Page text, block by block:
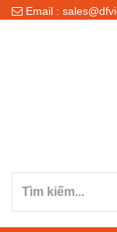
Email :